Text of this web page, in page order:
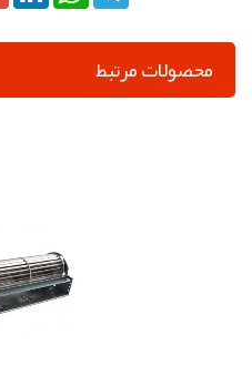
محصولات مرتبط